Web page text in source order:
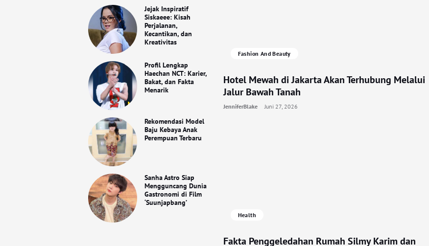
Jejak Inspiratif
Siskaeee: Kisah
Perjalanan,
Kecantikan, dan
Kreativitas
Profil Lengkap
Haechan NCT: Karier,
Bakat, dan Fakta
Menarik
Rekomendasi Model
Baju Kebaya Anak
Perempuan Terbaru
Sanha Astro Siap
Mengguncang Dunia
Gastronomi di Film
‘Suunjapbang’
Fashion And Beauty
Hotel Mewah di Jakarta Akan Terhubung Melalui
Jalur Bawah Tanah
JenniferBlake Juni 27, 2026
Health
Fakta Penggeledahan Rumah Silmy Karim dan